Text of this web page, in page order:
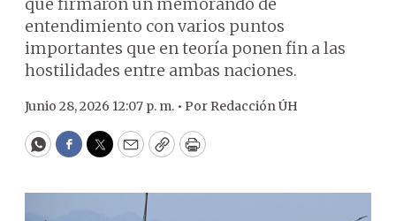
entendimiento con varios puntos
importantes que en teoría ponen fin a las
hostilidades entre ambas naciones.
Junio 28, 2026 12:07 p. m. • Por Redacción ÚH
WhatsApp
Facebook
Twitter
EmailCopyPrint